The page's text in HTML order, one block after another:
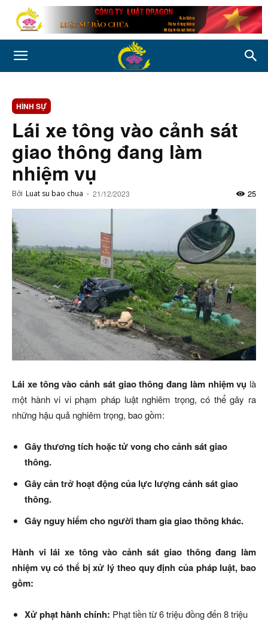
HÌNH SỰ
Lái xe tông vào cảnh sát
giao thông đang làm
nhiệm vụ
Bởi Luat su bao chua - 21/12/2023 25
Lái xe tông vào cảnh sát giao thông đang làm nhiệm vụ là
một hành vi vi phạm pháp luật nghiêm trọng, có thể gây ra
những hậu quả nghiêm trọng, bao gồm:
Gây thương tích hoặc tử vong cho cảnh sát giao
thông.
Gây cản trở hoạt động của lực lượng cảnh sát giao
thông.
Gây nguy hiểm cho người tham gia giao thông khác.
Hành vi lái xe tông vào cảnh sát giao thông đang làm
nhiệm vụ có thể bị xử lý theo quy định của pháp luật, bao
gồm:
Xử phạt hành chính: Phạt tiền từ 6 triệu đồng đến 8 triệu